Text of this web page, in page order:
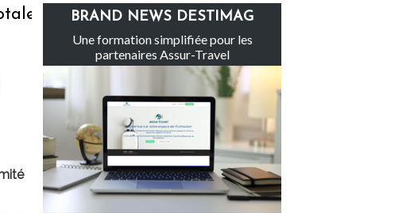
abandonné par les politiques français !
BRAND NEWS DESTIMAG
Une formation simplifiée pour les
partenaires Assur-Travel